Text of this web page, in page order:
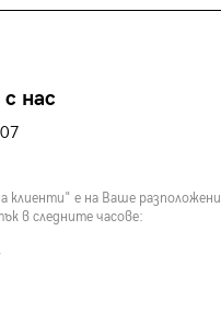
нас
клиенти" е на Ваше
в следните часове: